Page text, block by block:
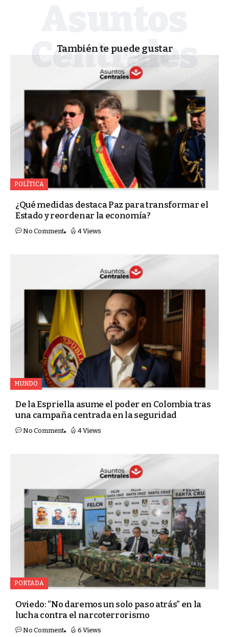
También te puede gustar
POLÍTICA
¿Qué medidas destaca Paz para transformar el
Estado y reordenar la economía?
No Comment 4 Views
MUNDO
De la Espriella asume el poder en Colombia tras
una campaña centrada en la seguridad
No Comment 4 Views
PORTADA
Oviedo: “No daremos un solo paso atrás” en la
lucha contra el narcoterrorismo
No Comment 6 Views